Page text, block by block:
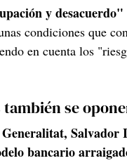
y desacuerdo"
condiciones que
en cuenta los
se
Salvador
bancario